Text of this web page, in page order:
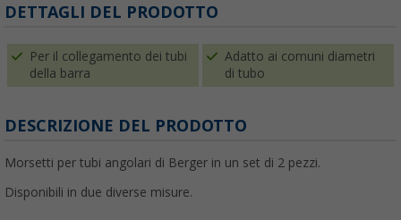
DETTAGLI DEL PRODOTTO
Per il collegamento dei tubi
della barra
Adatto ai comuni diametri
di tubo
DESCRIZIONE DEL PRODOTTO
Morsetti per tubi angolari di Berger in un set di 2 pezzi.
Disponibili in due diverse misure.